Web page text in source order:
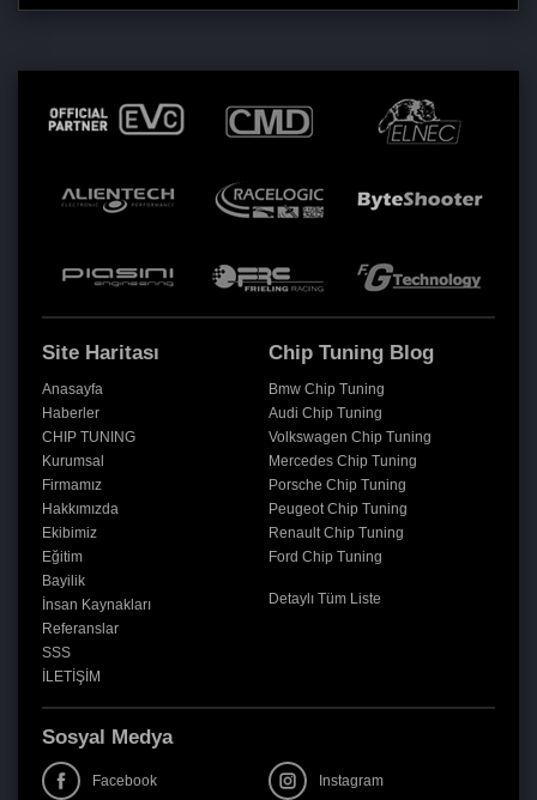
Site Haritası
Anasayfa
Haberler
CHIP TUNING
Kurumsal
Firmamız
Hakkımızda
Ekibimiz
Eğitim
Bayilik
İnsan Kaynakları
Referanslar
SSS
İLETİŞİM
Chip Tuning Blog
Bmw Chip Tuning
Audi Chip Tuning
Volkswagen Chip Tuning
Mercedes Chip Tuning
Porsche Chip Tuning
Peugeot Chip Tuning
Renault Chip Tuning
Ford Chip Tuning
Detaylı Tüm Liste
Sosyal Medya
Facebook Instagram